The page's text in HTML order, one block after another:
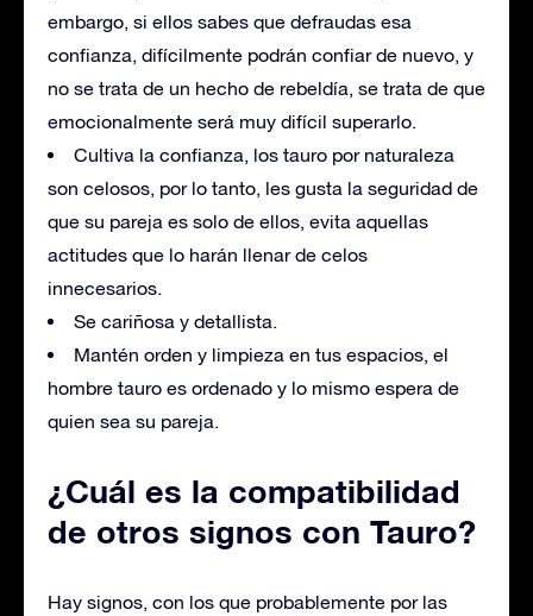
embargo, si ellos sabes que defraudas esa
confianza, difícilmente podrán confiar de nuevo, y
no se trata de un hecho de rebeldía, se trata de que
emocionalmente será muy difícil superarlo.
Cultiva la confianza, los tauro por naturaleza
son celosos, por lo tanto, les gusta la seguridad de
que su pareja es solo de ellos, evita aquellas
actitudes que lo harán llenar de celos
innecesarios.
Se cariñosa y detallista.
Mantén orden y limpieza en tus espacios, el
hombre tauro es ordenado y lo mismo espera de
quien sea su pareja.
¿Cuál es la compatibilidad
de otros signos con Tauro?
Hay signos, con los que probablemente por las